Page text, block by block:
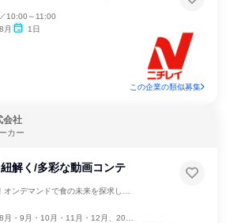
10:00～11:00
月 1日
この企業の類似募集
会社
カー
解く/多彩な動画コンテ
9月・10月・11月・12月、2027年1月・2月